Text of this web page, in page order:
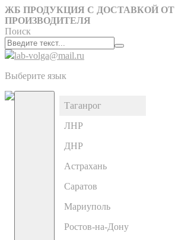
ЖБ ПРОДУКЦИЯ С ДОСТАВКОЙ ОТ
ПРОИЗВОДИТЕЛЯ
Поиск
lab-volga@mail.ru
Выберите язык
Таганрог
ЛНР
ДНР
Астрахань
Саратов
Мариуполь
Ростов-на-Дону